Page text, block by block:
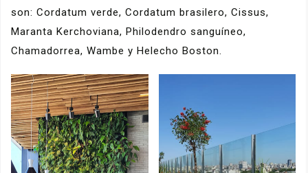
son: Cordatum verde, Cordatum brasilero, Cissus,
Maranta Kerchoviana, Philodendro sanguíneo,
Chamadorrea, Wambe y Helecho Boston.